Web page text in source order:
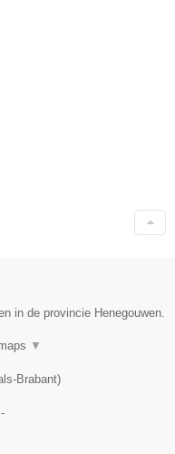
in de provincie Henegouwen.
▼
Brabant)
-